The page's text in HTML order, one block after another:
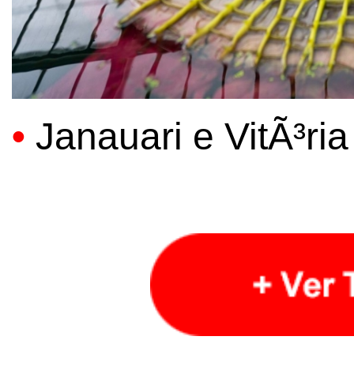
• Janauari e